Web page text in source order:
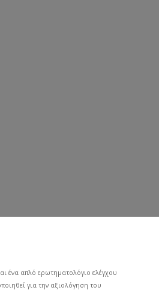
ένα απλό ερωτηματολόγιο ελέγχου
για την αξιολόγηση του